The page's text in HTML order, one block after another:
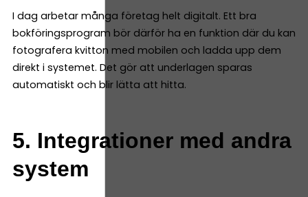
I dag arbetar många företag helt digitalt. Ett bra
bokföringsprogram bör därför ha en funktion där du kan
fotografera kvitton med mobilen och ladda upp dem
direkt i systemet. Det gör att underlagen sparas
automatiskt och blir lätta att hitta.
5. Integrationer med andra
system